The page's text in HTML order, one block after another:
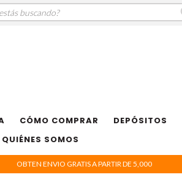
CÓMO COMPRAR DEPÓSITOS
QUIÉNES SOMOS
OBTEN ENVIO GRATIS A PARTIR DE 5,000